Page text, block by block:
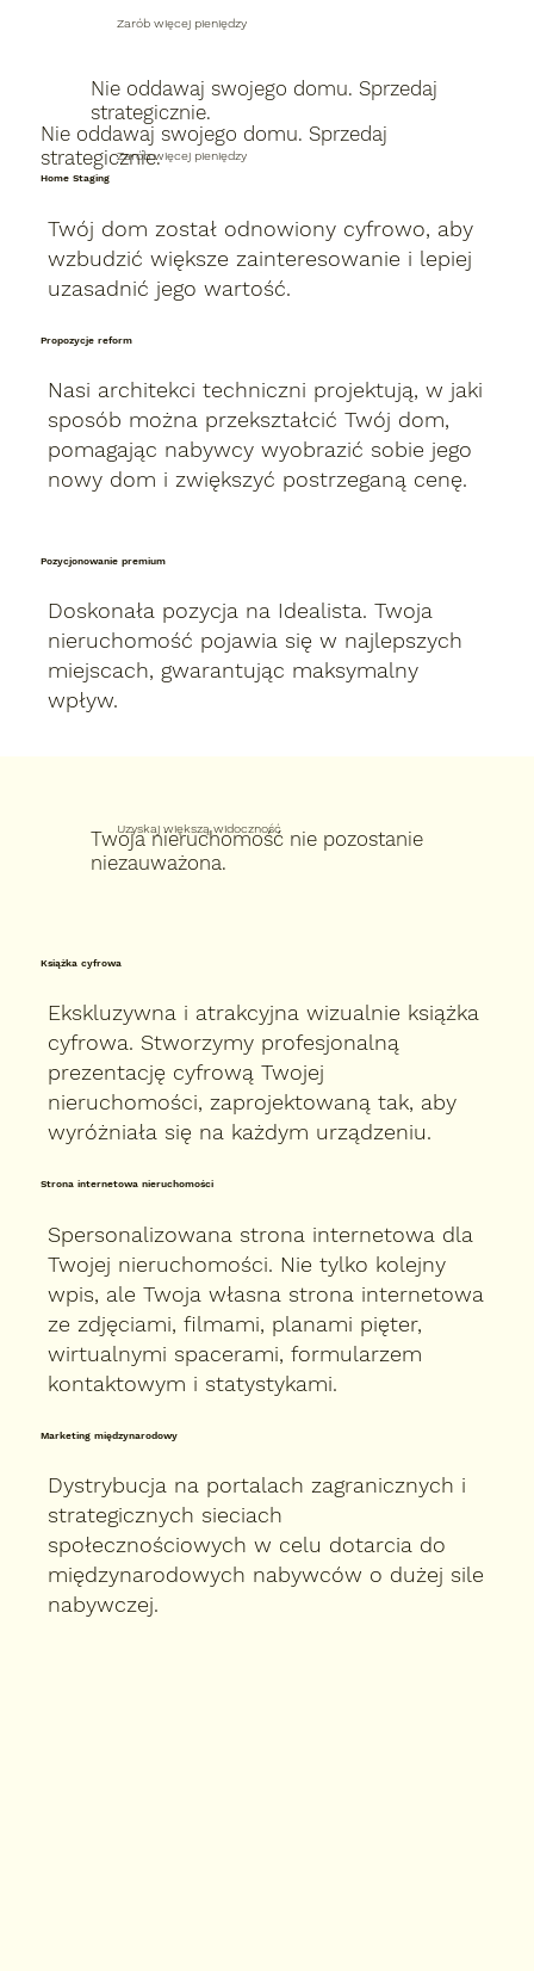
Nie oddawaj swojego domu. Sprzedaj
strategicznie.Zarób więcej pieniędzy
Zarób więcej pieniędzy
Home Staging
Twój dom został odnowiony cyfrowo, aby
wzbudzić większe zainteresowanie i lepiej
uzasadnić jego wartość.
Propozycje reform
Nasi architekci techniczni projektują, w jaki
sposób można przekształcić Twój dom,
pomagając nabywcy wyobrazić sobie jego
nowy dom i zwiększyć postrzeganą cenę.
Pozycjonowanie premium
Doskonała pozycja na Idealista. Twoja
nieruchomość pojawia się w najlepszych
miejscach, gwarantując maksymalny
wpływ.
Nie oddawaj swojego domu. Sprzedaj
strategicznie.
Uzyskaj większą widoczność
Twoja nieruchomość nie pozostanie
niezauważona.
Książka cyfrowa
Ekskluzywna i atrakcyjna wizualnie książka
cyfrowa. Stworzymy profesjonalną
prezentację cyfrową Twojej
nieruchomości, zaprojektowaną tak, aby
wyróżniała się na każdym urządzeniu.
Strona internetowa nieruchomości
Spersonalizowana strona internetowa dla
Twojej nieruchomości. Nie tylko kolejny
wpis, ale Twoja własna strona internetowa
ze zdjęciami, filmami, planami pięter,
wirtualnymi spacerami, formularzem
kontaktowym i statystykami.
Marketing międzynarodowy
Dystrybucja na portalach zagranicznych i
strategicznych sieciach
społecznościowych w celu dotarcia do
międzynarodowych nabywców o dużej sile
nabywczej.